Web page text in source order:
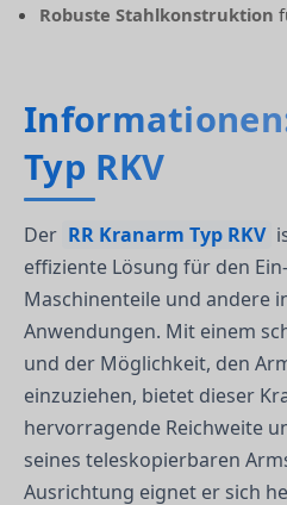
Robuste Stahlkonstruktion
Typ RKV
Der RR Kranarm Typ RKV
effiziente Lösung für den
Maschinenteile und andere
Anwendungen. Mit einem
und der Möglichkeit, den
einzuziehen, bietet dieser
hervorragende Reichweite
seines teleskopierbaren
Ausrichtung eignet er sich